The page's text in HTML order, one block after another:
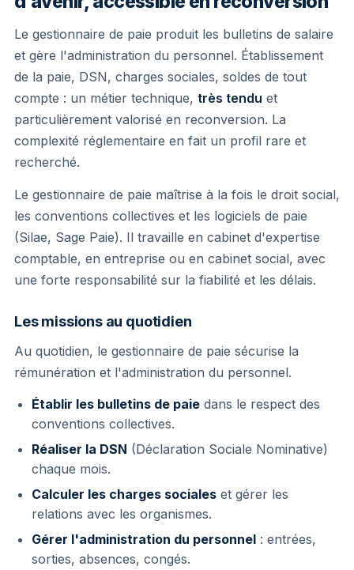
Le gestionnaire de paie produit les bulletins de salaire
et gère l'administration du personnel. Établissement
de la paie, DSN, charges sociales, soldes de tout
compte : un métier technique, très tendu et
particulièrement valorisé en reconversion. La
complexité réglementaire en fait un profil rare et
recherché.
Le gestionnaire de paie maîtrise à la fois le droit social,
les conventions collectives et les logiciels de paie
(Silae, Sage Paie). Il travaille en cabinet d'expertise
comptable, en entreprise ou en cabinet social, avec
une forte responsabilité sur la fiabilité et les délais.
Les missions au quotidien
Au quotidien, le gestionnaire de paie sécurise la
rémunération et l'administration du personnel.
Établir les bulletins de paie dans le respect des
conventions collectives.
Réaliser la DSN (Déclaration Sociale Nominative)
chaque mois.
Calculer les charges sociales et gérer les
relations avec les organismes.
Gérer l'administration du personnel : entrées,
sorties, absences, congés.